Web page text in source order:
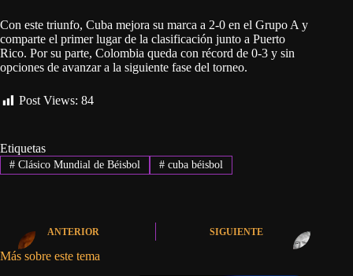
Con este triunfo, Cuba mejora su marca a 2-0 en el Grupo A y
comparte el primer lugar de la clasificación junto a Puerto
Rico. Por su parte, Colombia queda con récord de 0-3 y sin
opciones de avanzar a la siguiente fase del torneo.
Post Views: 84
Etiquetas
#Clásico Mundial de Béisbol #cuba béisbol
ANTERIOR SIGUIENTE
Más sobre este tema